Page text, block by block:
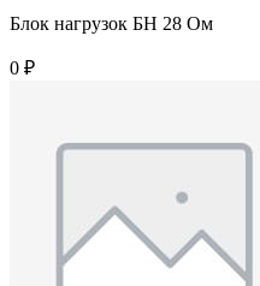
Блок нагрузок БН 28 Ом
0 ₽